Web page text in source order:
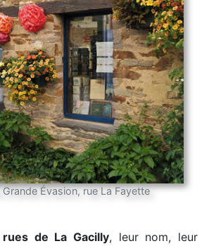
Grande Évasion, rue La Fayette
de La Gacilly, leur nom, leur